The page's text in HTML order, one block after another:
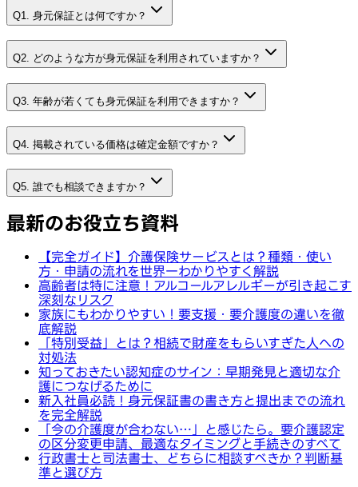
Q1. 身元保証とは何ですか？
Q2. どのような方が身元保証を利用されていますか？
Q3. 年齢が若くても身元保証を利用できますか？
Q4. 掲載されている価格は確定金額ですか？
Q5. 誰でも相談できますか？
最新のお役立ち資料
【完全ガイド】介護保険サービスとは？種類・使い
方・申請の流れを世界一わかりやすく解説
高齢者は特に注意！アルコールアレルギーが引き起こす
深刻なリスク
家族にもわかりやすい！要支援・要介護度の違いを徹
底解説
「特別受益」とは？相続で財産をもらいすぎた人への
対処法
知っておきたい認知症のサイン：早期発見と適切な介
護につなげるために
新入社員必読！身元保証書の書き方と提出までの流れ
を完全解説
「今の介護度が合わない…」と感じたら。要介護認定
の区分変更申請、最適なタイミングと手続きのすべて
行政書士と司法書士、どちらに相談すべきか？判断基
準と選び方